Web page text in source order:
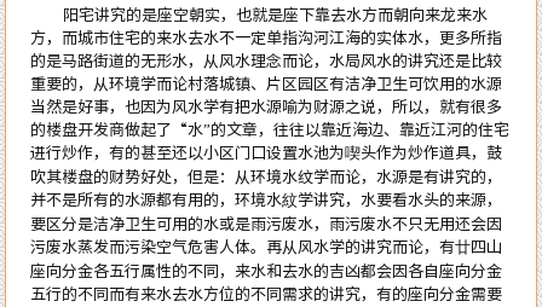
阳宅讲究的是座空朝实，也就是座下靠去水方而朝向来龙来水
方，而城市住宅的来水去水不一定单指沟河江海的实体水，更多所指
的是马路街道的无形水，从风水理念而论，水局风水的讲究还是比较
重要的，从环境学而论村落城镇、片区园区有洁净卫生可饮用的水源
当然是好事，也因为风水学有把水源喻为财源之说，所以，就有很多
的楼盘开发商做起了“水”的文章，往往以靠近海边、靠近江河的住宅
进行炒作，有的甚至还以小区门口设置水池为喫头作为炒作道具，鼓
吹其楼盘的财势好处，但是：从环境水纹学而论，水源是有讲究的，
并不是所有的水源都有用的，环境水紋学讲究，水要看水头的来源，
要区分是洁净卫生可用的水或是雨污废水，雨污废水不只无用还会因
污废水蒸发而污染空气危害人体。再从风水学的讲究而论，有廿四山
座向分金各五行属性的不同，来水和去水的吉凶都会因各自座向分金
五行的不同而有来水去水方位的不同需求的讲究，有的座向分金需要